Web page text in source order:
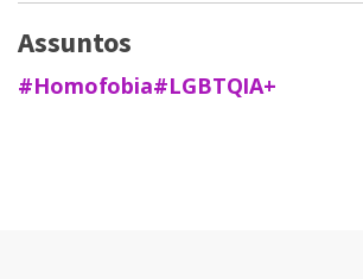
Assuntos
#Homofobia#LGBTQIA+